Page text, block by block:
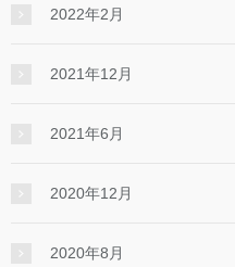
2022年2月
2021年12月
2021年6月
2020年12月
2020年8月